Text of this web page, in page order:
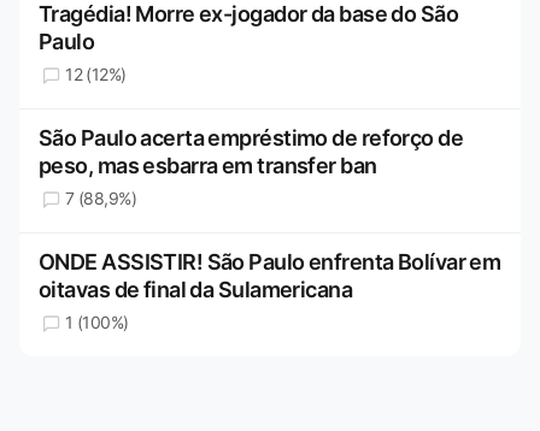
Tragédia! Morre ex-jogador da base do São
Paulo
12 (12%)
São Paulo acerta empréstimo de reforço de
peso, mas esbarra em transfer ban
7 (88,9%)
ONDE ASSISTIR! São Paulo enfrenta Bolívar em
oitavas de final da Sulamericana
1 (100%)